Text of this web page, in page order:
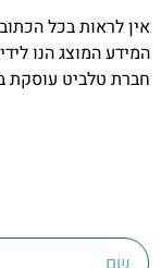
אין לראות בכל
המידע המוצג הנו
חברת טלביט עוסקת